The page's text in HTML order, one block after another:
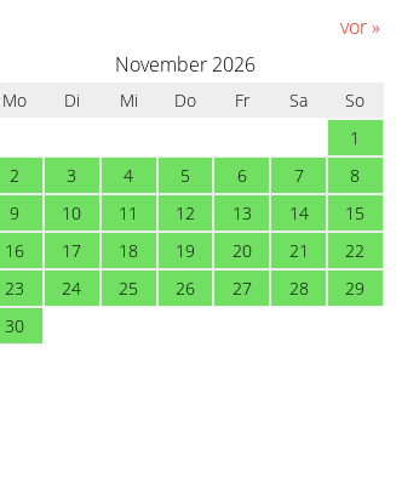
vor»
November 2026
Mo Di Mi Do Fr Sa
So
1
2
3 4 5 6 7
8
9
10 11 12 13 14
15
16
17 18 19 20 21
22
23
24 25 26 27 28
29
30